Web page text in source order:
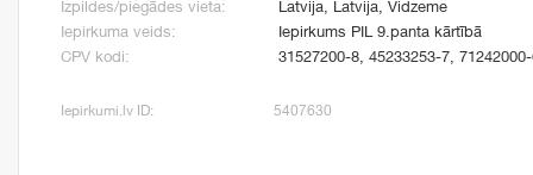
Izpildes/piegādes vieta:
Latvija, Latvija, Vidzeme
Iepirkuma veids:
Iepirkums PIL 9.panta kārtībā
CPV kodi:
31527200-8, 45233253-7,
Iepirkumi.lv ID: 5407630